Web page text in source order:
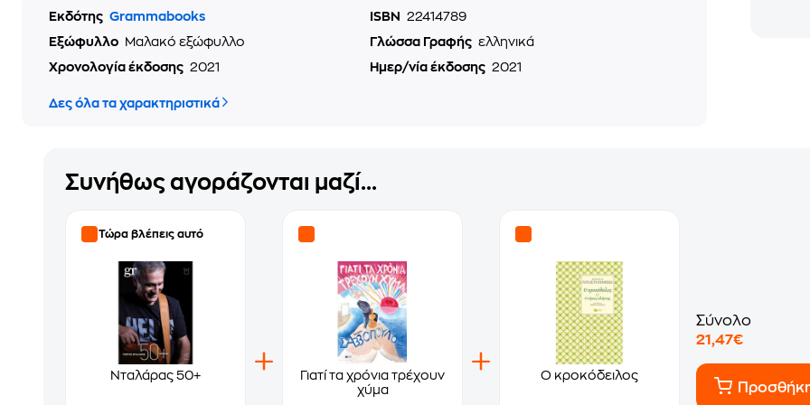
Εκδότης Grammabooks ISBN
22414789
Εξώφυλλο
Μαλακό εξώφυλλο Γλώσσα Γραφής ελληνικά
Χρονολογία έκδοσης 2021 Ημερ/νία έκδοσης 2021
Δες όλα τα χαρακτηριστικά
Συνήθως αγοράζονται μαζί...
Τώρα βλέπεις αυτό
Νταλάρας 50+
Γιατί τα χρόνια τρέχουν
χύμα
Ο κροκόδειλος
Σύνολο
21,47€